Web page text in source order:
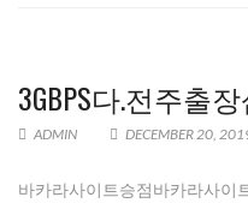
3GBPS다.전주 출
ADMIN DECEMBER 20,
바카라사이트승점바카라사이